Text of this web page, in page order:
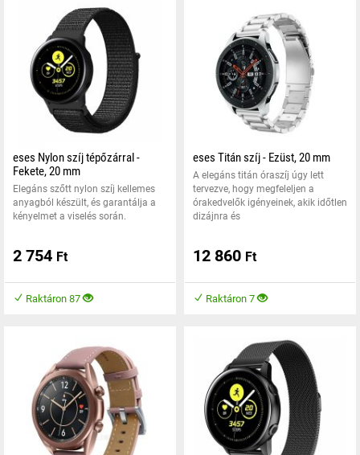
eses Nylon szíj tépőzárral -
Fekete, 20 mm
Elegáns szőtt nylon szíj kellemes
anyagból készült, és garantálja a
kényelmet a viselés során.
2 754 Ft
Raktáron 87
eses Titán szíj - Ezüst, 20 mm
A elegáns titán óraszíj úgy lett
tervezve, hogy megfeleljen a
órakedvelők igényeinek, akik időtlen
dizájnra és
12 860 Ft
Raktáron 7